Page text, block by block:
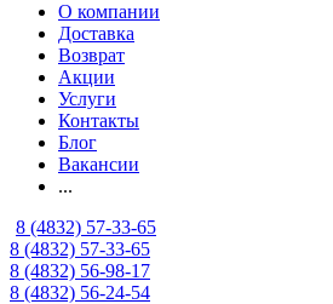
О компании
Доставка
Возврат
Акции
Услуги
Контакты
Блог
Вакансии
...
8 (4832) 57-33-65
8 (4832) 57-33-65
8 (4832) 56-98-17
8 (4832) 56-24-54